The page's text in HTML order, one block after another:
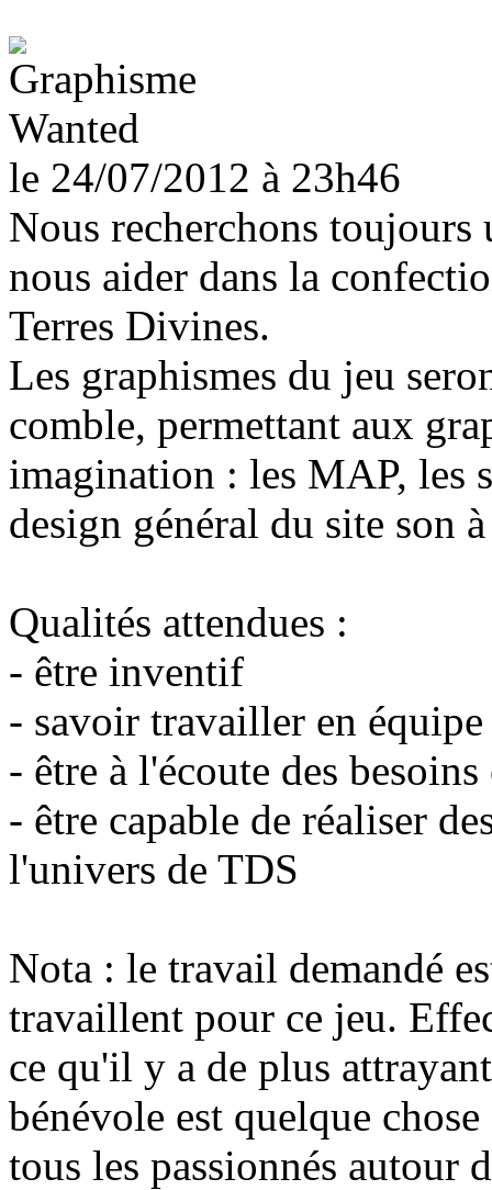
Wanted
le 24/07/2012 à 23h46
Nous recherchons
nous aider dans la
Terres Divines.
Les graphismes du jeu
comble, permettant aux
imagination : les MAP, les
design général du site son
Qualités attendues :
- être inventif
- savoir travailler en équipe
- être à l'écoute des
- être capable de réaliser
l'univers de TDS
Nota : le travail demandé
travaillent pour ce jeu.
ce qu'il y a de plus
bénévole est quelque
tous les passionnés autour